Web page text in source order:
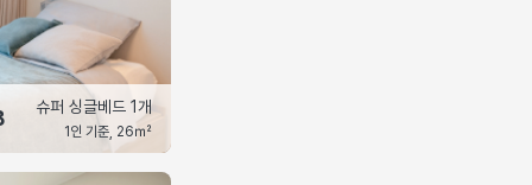
슈퍼 싱글베드 1개
1인 기준, 26㎡